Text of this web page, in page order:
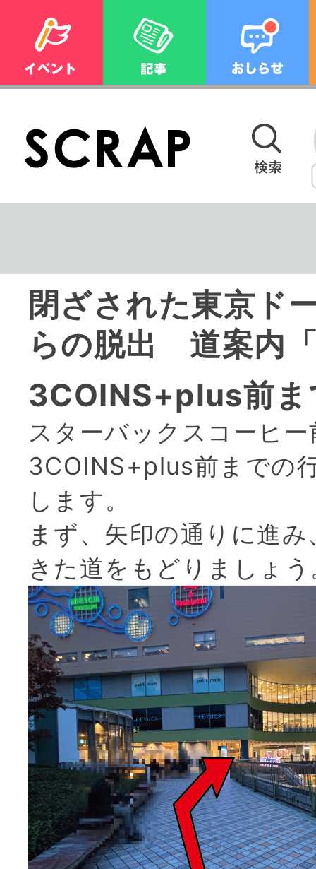
閉ざされた東京ド
らの脱出 道案内
3COINS+plus前ま
スターバックスコーヒ
3COINS+plus前までの
します。
まず、矢印の通りに進
きた道をもどりましょう